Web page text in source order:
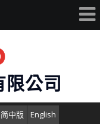
公司
简中版 English